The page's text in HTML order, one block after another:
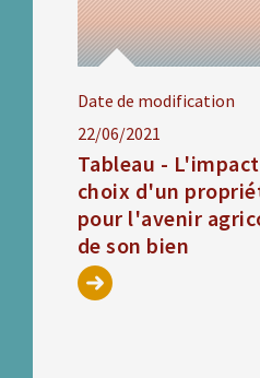
Date de modification
22/06/2021
Tableau -
choix d'un
pour l'avenir
de son bien